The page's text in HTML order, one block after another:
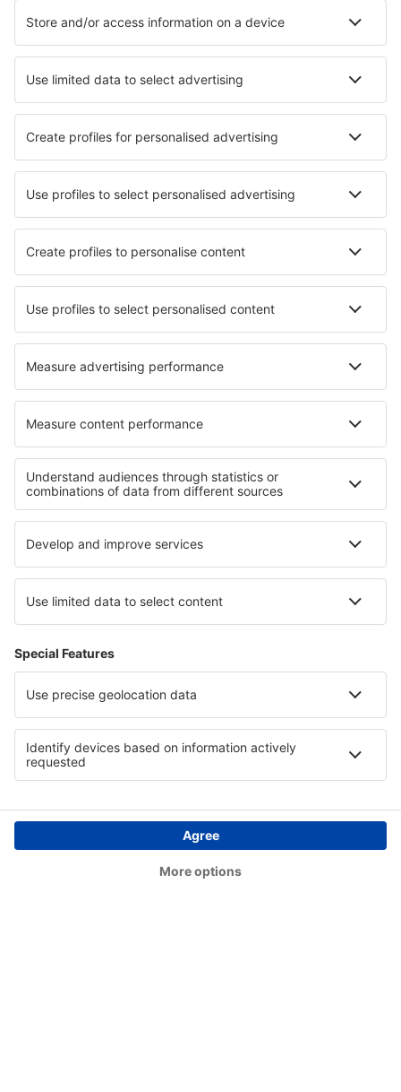
Vigo Peinador (VGO)
Barcelona
Murcia
Sewilla San Pablo (SVQ)
Tenerife Norte (TFN)
Tenerife South (TFS)
Valladolid Airport (VLL)
Vitoria-Gasteiz Airport (VIT)
Zaragoza Airport (ZAZ)